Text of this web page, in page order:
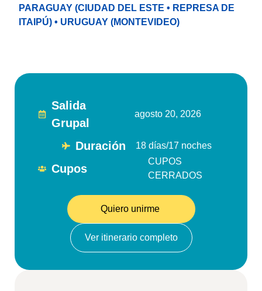
PARAGUAY (CIUDAD DEL ESTE • REPRESA DE
ITAIPÚ) • URUGUAY (MONTEVIDEO)
Salida
Grupal
agosto 20, 2026
Duración 18 días/17 noches
Cupos
CUPOS
CERRADOS
Quiero unirme
Ver itinerario completo